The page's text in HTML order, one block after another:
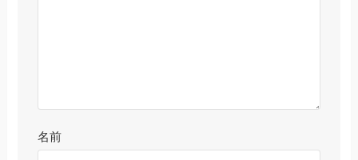
名前